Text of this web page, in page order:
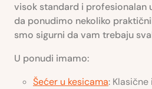
visok standard i profesionalan
da ponudimo nekoliko
smo sigurni da vam trebaju
U ponudi imamo:
Šećer u kesicama: